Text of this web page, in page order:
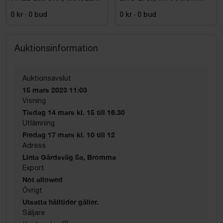
0 kr · 0 bud
0 kr · 0 bud
Auktionsinformation
Auktionsavslut
15 mars 2023 11:03
Visning
Tisdag 14 mars kl. 15 till 16.30
Utlämning
Fredag 17 mars kl. 10 till 12
Adress
Linta Gårdsväg 5a, Bromma
Export
Not allowed
Övrigt
Utsatta hålltider gäller.
Säljare